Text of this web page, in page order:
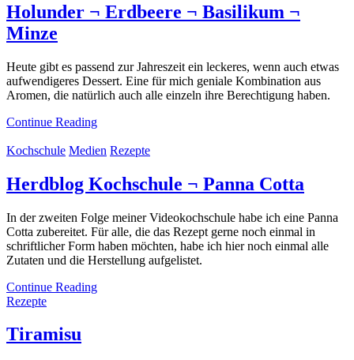
Holunder ¬ Erdbeere ¬ Basilikum ¬
Minze
Heute gibt es passend zur Jahreszeit ein leckeres, wenn auch etwas
aufwendigeres Dessert. Eine für mich geniale Kombination aus
Aromen, die natürlich auch alle einzeln ihre Berechtigung haben.
Continue Reading
Kochschule Medien Rezepte
Herdblog Kochschule ¬ Panna Cotta
In der zweiten Folge meiner Videokochschule habe ich eine Panna
Cotta zubereitet. Für alle, die das Rezept gerne noch einmal in
schriftlicher Form haben möchten, habe ich hier noch einmal alle
Zutaten und die Herstellung aufgelistet.
Continue Reading
Rezepte
Tiramisu